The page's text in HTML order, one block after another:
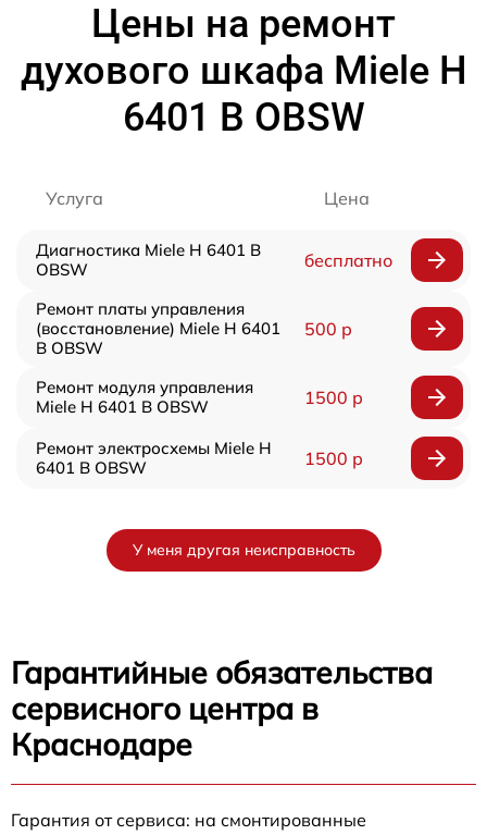
Цены на ремонт
духового шкафа Miele H
6401 B OBSW
Услуга Цена
Диагностика Miele H 6401 B
OBSW
бесплатно
Ремонт платы управления
(восстановление) Miele H 6401
B OBSW
500 р
Ремонт модуля управления
Miele H 6401 B OBSW
1500 р
Ремонт электросхемы Miele H
6401 B OBSW
1500 р
У меня другая неисправность
Гарантийные обязательства
сервисного центра в
Краснодаре
Гарантия от сервиса: на смонтированные